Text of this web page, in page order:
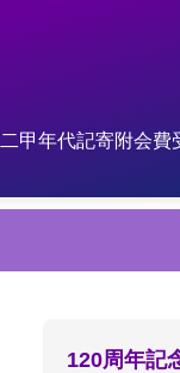
二甲年代記寄附会費
120周年記